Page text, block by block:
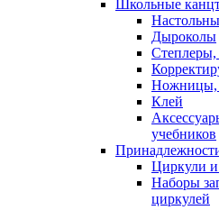
Школьные
Дыроколы
Степлеры,
Ножницы,
Клей
учебников
Циркули и
Наборы
циркулей